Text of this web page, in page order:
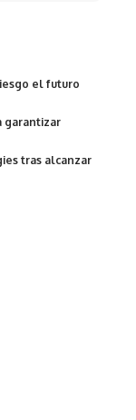
el futuro
garantizar
tras alcanzar